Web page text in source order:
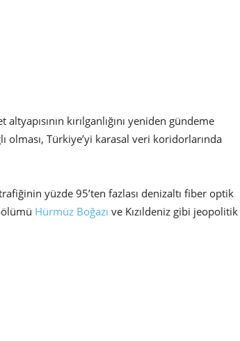
kırılganlığını yeniden gündeme
olması, Türkiye’yi karasal veri koridorlarında
yüzde 95’ten fazlası denizaltı fiber optik
Hürmüz Boğazı ve Kızıldeniz gibi jeopolitik